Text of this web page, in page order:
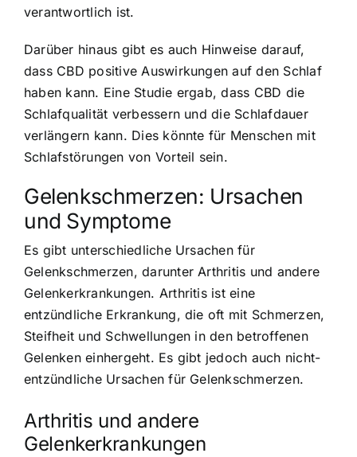
verantwortlich ist.
Darüber hinaus gibt es auch Hinweise darauf,
dass CBD positive Auswirkungen auf den Schlaf
haben kann. Eine Studie ergab, dass CBD die
Schlafqualität verbessern und die Schlafdauer
verlängern kann. Dies könnte für Menschen mit
Schlafstörungen von Vorteil sein.
Gelenkschmerzen: Ursachen
und Symptome
Es gibt unterschiedliche Ursachen für
Gelenkschmerzen, darunter Arthritis und andere
Gelenkerkrankungen. Arthritis ist eine
entzündliche Erkrankung, die oft mit Schmerzen,
Steifheit und Schwellungen in den betroffenen
Gelenken einhergeht. Es gibt jedoch auch nicht-
entzündliche Ursachen für Gelenkschmerzen.
Arthritis und andere
Gelenkerkrankungen